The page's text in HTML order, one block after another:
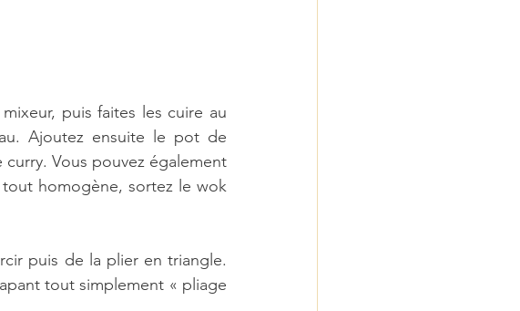
puis faites les cuire au
Ajoutez ensuite le pot de
Vous pouvez également
homogène, sortez le wok
puis de la plier en triangle.
tout simplement « pliage